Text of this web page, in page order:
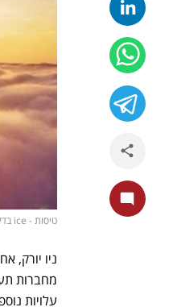
טיסות - ice בדק ומצא (צילום shutterstock)
ניו יורק,
מחברות
עלויות